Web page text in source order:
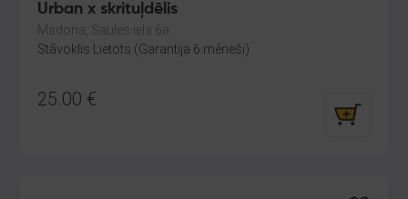
Urban x skrituļdēlis
Madona, Saules iela 6a
Stāvoklis Lietots (Garantija 6 mēneši)
25.00 €